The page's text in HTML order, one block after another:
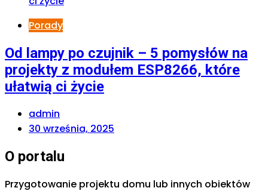
Porady
Od lampy po czujnik – 5 pomysłów na
projekty z modułem ESP8266, które
ułatwią ci życie
admin
30 września, 2025
O portalu
Przygotowanie projektu domu lub innych obiektów